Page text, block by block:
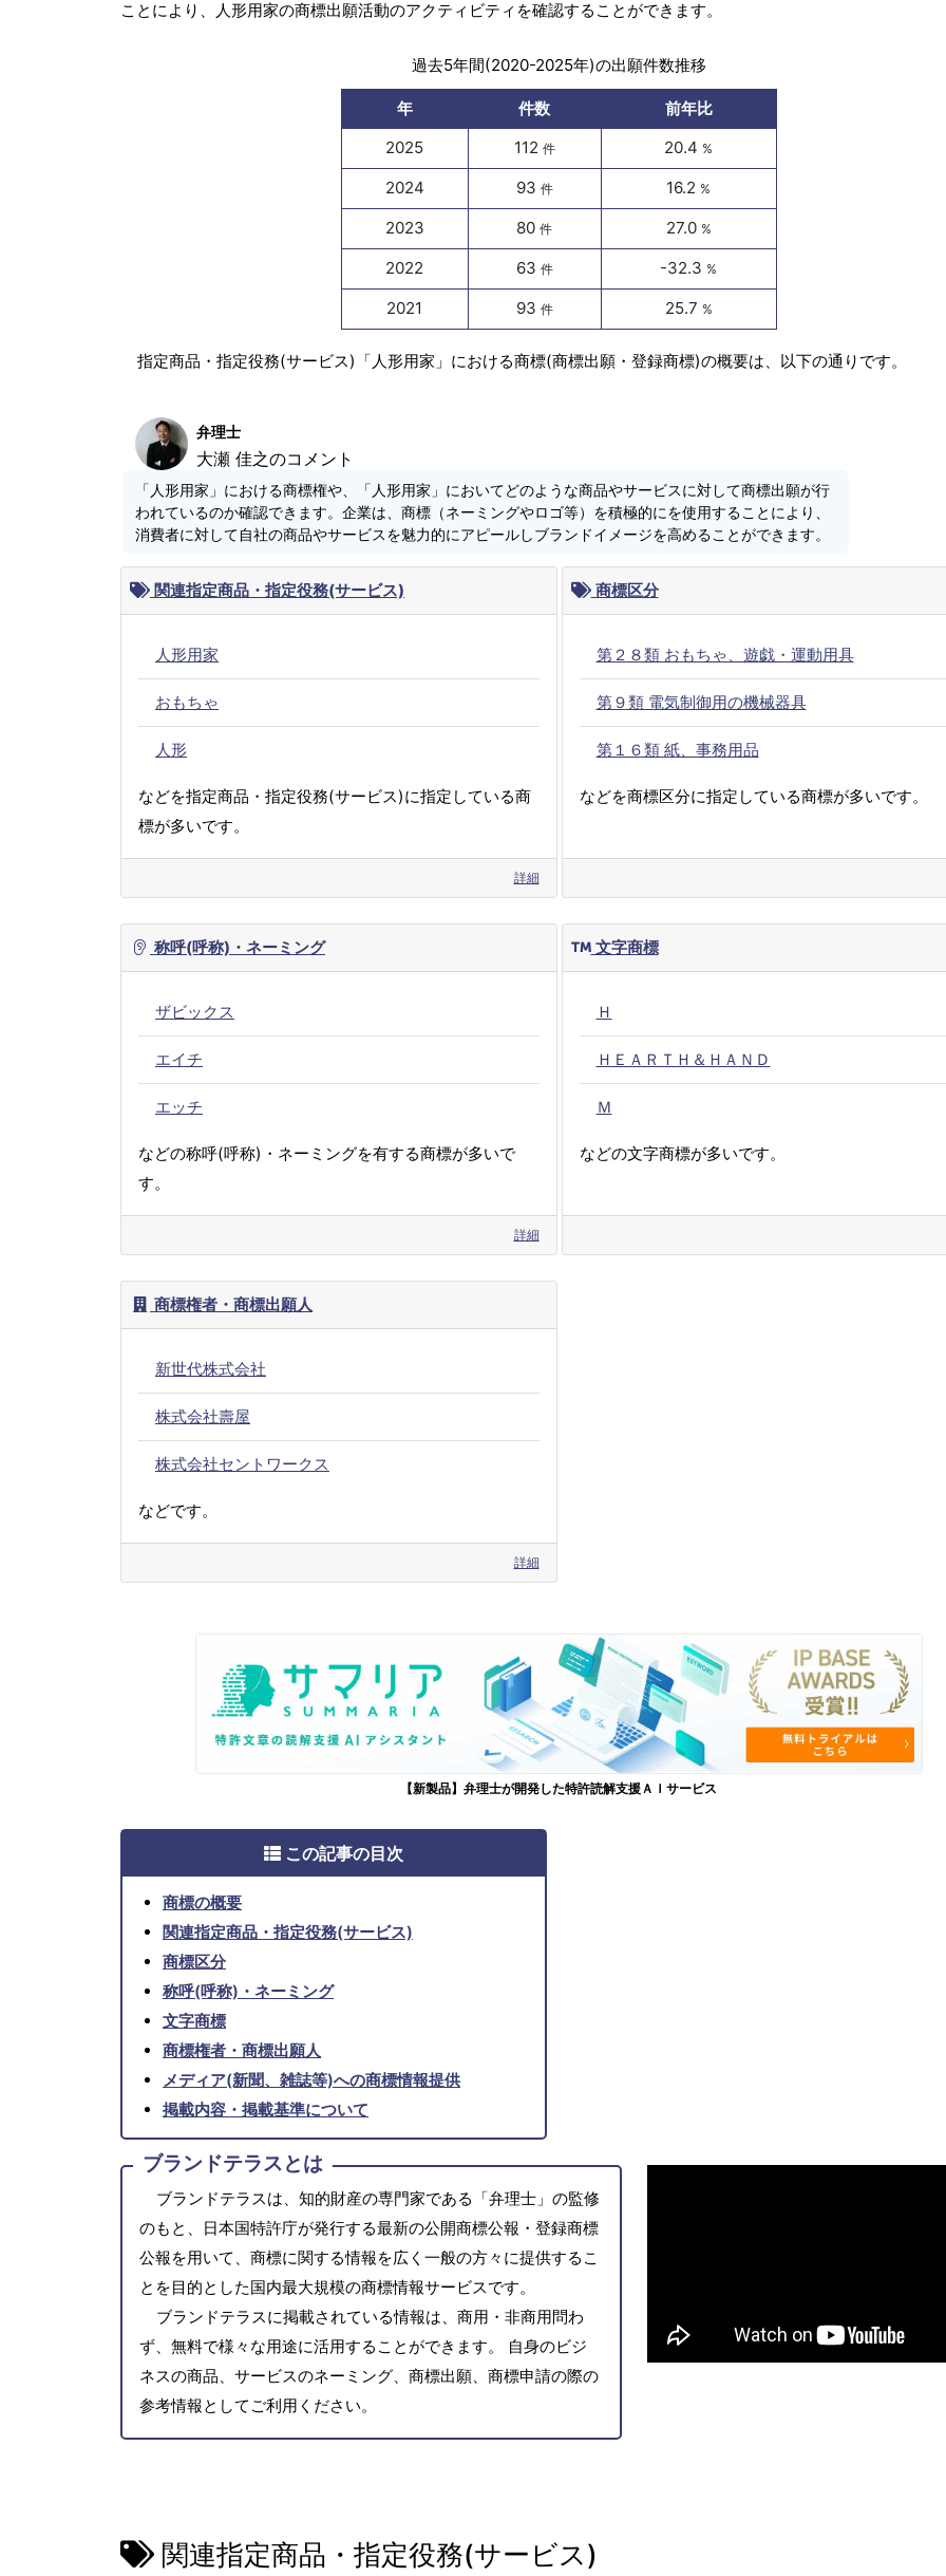
ことにより、人形用家の商標出願活動のアクティビティを確認することができます。
過去5年間(2020-2025年)の出願件数推移
年 件数
前年比
2025
112 件 20.4 %
2024 93 件 16.2 %
2023 80件 27.0 %
2022 63 件 -32.3 %
2021 93 件 25.7 %
指定商品・指定役務(サービス)「人形用家」における商標(商標出願・登録商標)の概要は、以下の通りです。
弁理士
大瀬 佳之のコメント
「人形用家」における商標権や、「人形用家」においてどのような商品やサービスに対して商標出願が行
われているのか確認できます。企業は、商標（ネーミングやロゴ等）を積極的にを使用することにより、
消費者に対して自社の商品やサービスを魅力的にアピールしブランドイメージを高めることができます。
関連指定商品・指定役務(サービス)
人形用家
おもちゃ
人形
などを指定商品・指定役務(サービス)に指定している商
標が多いです。
詳細
商標区分
第２８類 おもちゃ、遊戯・運動用具
第９類 電気制御用の機械器具
第１６類 紙、事務用品
などを商標区分に指定している商標が多いです。
称呼(呼称)・ネーミング
ザビックス
エイチ
エッチ
などの称呼(呼称)・ネーミングを有する商標が多いで
す。
詳細
文字商標
Ｈ
ＨＥＡＲＴＨ＆ＨＡＮＤ
Ｍ
などの文字商標が多いです。
商標権者・商標出願人
新世代株式会社
株式会社壽屋
株式会社セントワークス
などです。
詳細
【新製品】弁理士が開発した特許読解支援ＡＩサービス
この記事の目次
商標の概要
関連指定商品・指定役務(サービス)
商標区分
称呼(呼称)・ネーミング
文字商標
商標権者・商標出願人
メディア(新聞、雑誌等)への商標情報提供
掲載内容・掲載基準について
ブランドテラスとは
ブランドテラスは、知的財産の専門家である「弁理士」の監修
のもと、日本国特許庁が発行する最新の公開商標公報・登録商標
公報を用いて、商標に関する情報を広く一般の方々に提供するこ
とを目的とした国内最大規模の商標情報サービスです。
ブランドテラスに掲載されている情報は、商用・非商用問わ
ず、無料で様々な用途に活用することができます。 自身のビジ
ネスの商品、サービスのネーミング、商標出願、商標申請の際の
参考情報としてご利用ください。
関連指定商品・指定役務(サービス)